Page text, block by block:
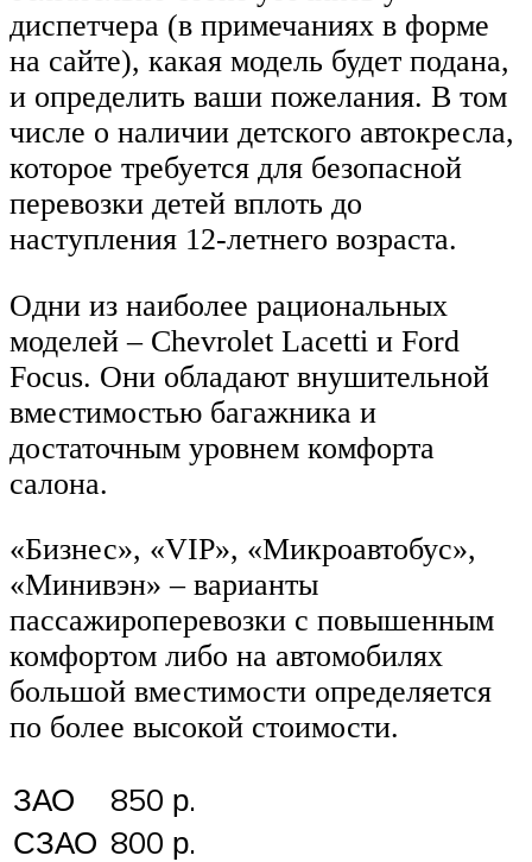
диспетчера (в примечаниях в форме
на сайте), какая модель будет подана,
и определить ваши пожелания. В том
числе о наличии детского автокресла,
которое требуется для безопасной
перевозки детей вплоть до
наступления 12-летнего возраста.
Одни из наиболее рациональных
моделей – Chevrolet Lacetti и Ford
Focus. Они обладают внушительной
вместимостью багажника и
достаточным уровнем комфорта
салона.
«Бизнес», «VIP», «Микроавтобус»,
«Минивэн» – варианты
пассажироперевозки с повышенным
комфортом либо на автомобилях
большой вместимости определяется
по более высокой стоимости.
ЗАО
850 р.
СЗАО 800 р.